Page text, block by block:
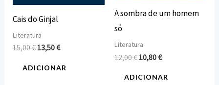
Cais do Ginjal
Literatura
15,00€ 13,50€
ADICIONAR
A sombra de um homem
só
Literatura
12,00€ 10,80€
ADICIONAR